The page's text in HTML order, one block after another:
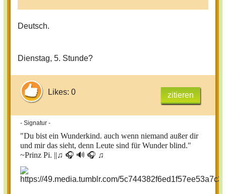
Deutsch.
Dienstag, 5. Stunde?
Likes: 0 zitieren
- Signatur -
"Du bist ein Wunderkind. auch wenn niemand außer dir
und mir das sieht, denn Leute sind für Wunder blind."
~Prinz Pi. ||♫ 🎧 🔊 🎧 ♫